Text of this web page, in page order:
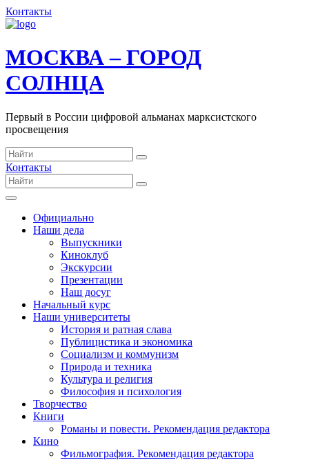
Контакты
МОСКВА – ГОРОД
СОЛНЦА
Первый в России цифровой альманах марксистского
просвещения
Контакты
Официально
Наши дела
Выпускники
Киноклуб
Экскурсии
Презентации
Наш досуг
Начальный курс
Наши университеты
История и ратная слава
Публицистика и экономика
Социализм и коммунизм
Природа и техника
Культура и религия
Философия и психология
Творчество
Книги
Романы и повести. Рекомендация редактора
Кино
Фильмография. Рекомендация редактора